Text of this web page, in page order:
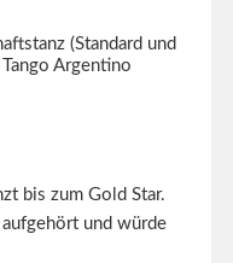
(Standard und
Argentino
bis zum Gold Star.
und würde